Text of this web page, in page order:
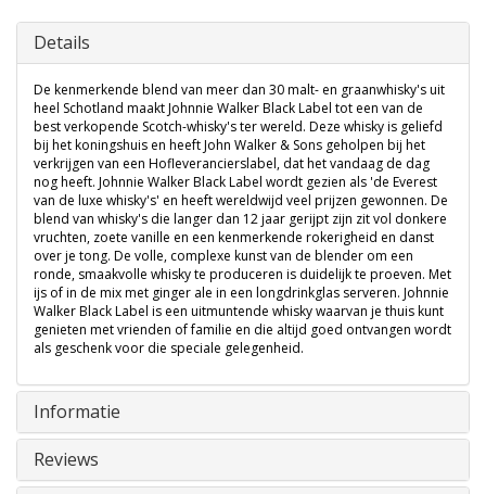
Details
De kenmerkende blend van meer dan 30 malt- en graanwhisky's uit
heel Schotland maakt Johnnie Walker Black Label tot een van de
best verkopende Scotch-whisky's ter wereld. Deze whisky is geliefd
bij het koningshuis en heeft John Walker & Sons geholpen bij het
verkrijgen van een Hofleverancierslabel, dat het vandaag de dag
nog heeft. Johnnie Walker Black Label wordt gezien als 'de Everest
van de luxe whisky's' en heeft wereldwijd veel prijzen gewonnen. De
blend van whisky's die langer dan 12 jaar gerijpt zijn zit vol donkere
vruchten, zoete vanille en een kenmerkende rokerigheid en danst
over je tong. De volle, complexe kunst van de blender om een
ronde, smaakvolle whisky te produceren is duidelijk te proeven. Met
ijs of in de mix met ginger ale in een longdrinkglas serveren. Johnnie
Walker Black Label is een uitmuntende whisky waarvan je thuis kunt
genieten met vrienden of familie en die altijd goed ontvangen wordt
als geschenk voor die speciale gelegenheid.
Informatie
Reviews